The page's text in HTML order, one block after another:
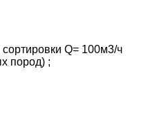
Q= 100м3/ч
пород) ;